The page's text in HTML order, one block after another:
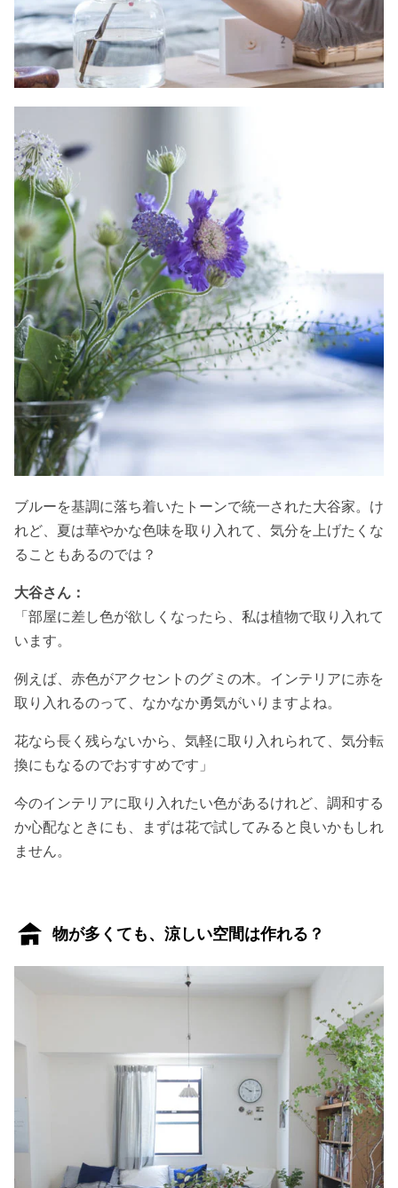
ブルーを基調に落ち着いたトーンで統一された大谷家。け
れど、夏は華やかな色味を取り入れて、気分を上げたくな
ることもあるのでは？
大谷さん：
「部屋に差し色が欲しくなったら、私は植物で取り入れて
います。
例えば、赤色がアクセントのグミの木。インテリアに赤を
取り入れるのって、なかなか勇気がいりますよね。
花なら長く残らないから、気軽に取り入れられて、気分転
換にもなるのでおすすめです」
今のインテリアに取り入れたい色があるけれど、調和する
か心配なときにも、まずは花で試してみると良いかもしれ
ません。
物が多くても、涼しい空間は作れる？